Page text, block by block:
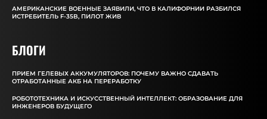
АМЕРИКАНСКИЕ ВОЕННЫЕ ЗАЯВИЛИ, ЧТО В КАЛИФОРНИИ РАЗБИЛСЯ
ИСТРЕБИТЕЛЬ F-35B, ПИЛОТ ЖИВ
БЛОГИ
ПРИЕМ ГЕЛЕВЫХ АККУМУЛЯТОРОВ: ПОЧЕМУ ВАЖНО СДАВАТЬ
ОТРАБОТАННЫЕ АКБ НА ПЕРЕРАБОТКУ
РОБОТОТЕХНИКА И ИСКУССТВЕННЫЙ ИНТЕЛЛЕКТ: ОБРАЗОВАНИЕ ДЛЯ
ИНЖЕНЕРОВ БУДУЩЕГО